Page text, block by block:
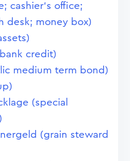
cashier's office;
desk; money box)
credit)
medium term bond)
(special
(grain steward